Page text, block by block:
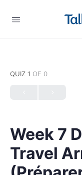
QUIZ 1 OF 0
Week 7
Travel